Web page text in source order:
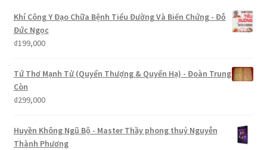
biến
Khí Công Y Đạo Chữa Bệnh Tiểu Đường Và Biến Chứng - Đỗ
Đức Ngọc
₫199,000
Tứ Thơ Mạnh Tử (Quyển Thượng & Quyển Hạ) - Đoàn Trung
Còn
₫299,000
Huyền Không Ngũ Bộ - Master Thầy phong thuỷ Nguyễn
Thành Phương